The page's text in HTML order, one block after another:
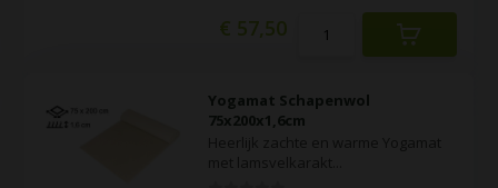
€ 57,50
Yogamat Schapenwol
75x200x1,6cm